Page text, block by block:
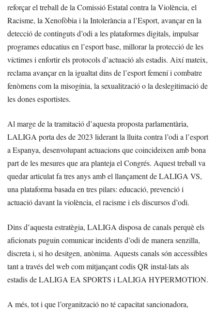
reforçar el treball de la Comissió Estatal contra la Violència, el
Racisme, la Xenofòbia i la Intolerància a l’Esport, avançar en la
detecció de continguts d’odi a les plataformes digitals, impulsar
programes educatius en l’esport base, millorar la protecció de les
víctimes i enfortir els protocols d’actuació als estadis. Així mateix,
reclama avançar en la igualtat dins de l’esport femení i combatre
fenòmens com la misogínia, la sexualització o la deslegitimació de
les dones esportistes.
Al marge de la tramitació d’aquesta proposta parlamentària,
LALIGA porta des de 2023 liderant la lluita contra l’odi a l’esport
a Espanya, desenvolupant actuacions que coincideixen amb bona
part de les mesures que ara planteja el Congrés. Aquest treball va
quedar articulat fa tres anys amb el llançament de LALIGA VS,
una plataforma basada en tres pilars: educació, prevenció i
actuació davant la violència, el racisme i els discursos d’odi.
Dins d’aquesta estratègia, LALIGA disposa de canals perquè els
aficionats puguin comunicar incidents d’odi de manera senzilla,
discreta i, si ho desitgen, anònima. Aquests canals són accessibles
tant a través del web com mitjançant codis QR instal·lats als
estadis de LALIGA EA SPORTS i LALIGA HYPERMOTION.
A més, tot i que l’organització no té capacitat sancionadora,